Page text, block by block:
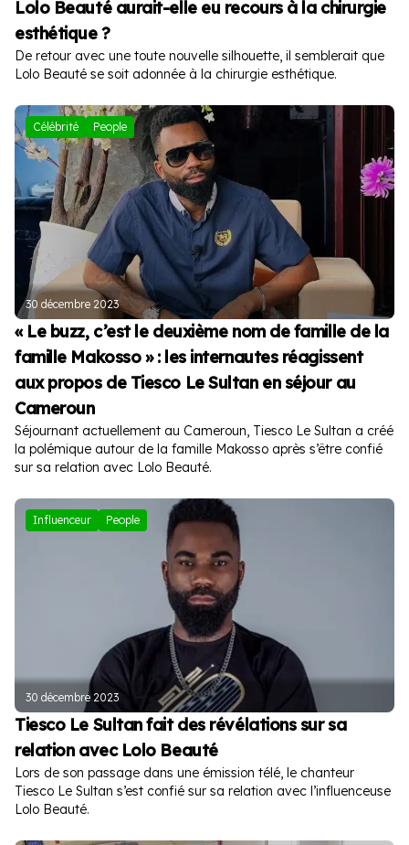
Lolo Beauté aurait-elle eu recours à la chirurgie
esthétique ?
De retour avec une toute nouvelle silhouette, il semblerait que
Lolo Beauté se soit adonnée à la chirurgie esthétique.
Célébrité People
30 décembre 2023
« Le buzz, c’est le deuxième nom de famille de la
famille Makosso » : les internautes réagissent
aux propos de Tiesco Le Sultan en séjour au
Cameroun
Séjournant actuellement au Cameroun, Tiesco Le Sultan a créé
la polémique autour de la famille Makosso après s’être confié
sur sa relation avec Lolo Beauté.
Influenceur People
30 décembre 2023
Tiesco Le Sultan fait des révélations sur sa
relation avec Lolo Beauté
Lors de son passage dans une émission télé, le chanteur
Tiesco Le Sultan s’est confié sur sa relation avec l’influenceuse
Lolo Beauté.